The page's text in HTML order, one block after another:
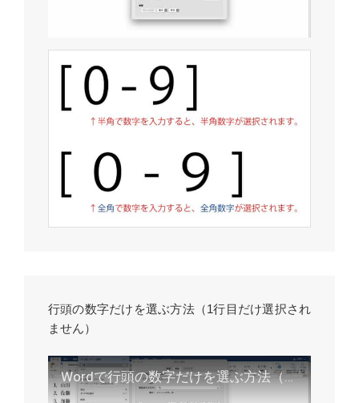
行頭の数字だけを選ぶ方法（1行目だけ選択され
ません）
Wordで行頭の数字だけを選ぶ方法（1行目だけ選択されません）